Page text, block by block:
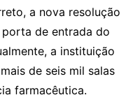
a nova resolução
de entrada do
a instituição
de seis mil salas
farmacêutica.